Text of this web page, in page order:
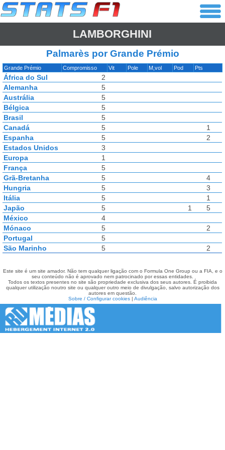
LAMBORGHINI
Palmarès por Grande Prémio
Grande Prémio Compromisso Vit Pole M,vol Pod Pts
África do Sul
2
Alemanha
5
Austrália
5
Bélgica
5
Brasil
5
Canadá
5
1
Espanha
5
2
Estados Unidos
3
Europa
1
França
5
Grã-Bretanha
5
4
Hungria
5
3
Itália
5
1
Japão
5 1
5
México
4
Mónaco
5
2
Portugal
5
São Marinho
5 2
Este site é um site amador. Não tem qualquer ligação com o Formula One Group ou a FIA, e o
seu conteúdo não é aprovado nem patrocinado por essas entidades.
Todos os textos presentes no site são propriedade exclusiva dos seus autores. É proibida
qualquer utilização noutro site ou qualquer outro meio de divulgação, salvo autorização dos
autores em questão.
Sobre / Configurar cookies| Audiência